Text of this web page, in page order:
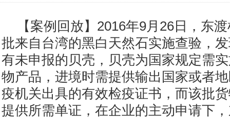
【案例回放】2016年9月26日，东
批来自台湾的黑白天然石实施查验，
有未申报的贝壳，贝壳为国家规定需
物产品，进境时需提供输出国家或者
疫机关出具的有效检疫证书，而该批
提供所需单证，在企业的主动申请下